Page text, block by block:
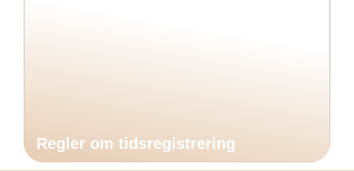
Regler om tidsregistrering